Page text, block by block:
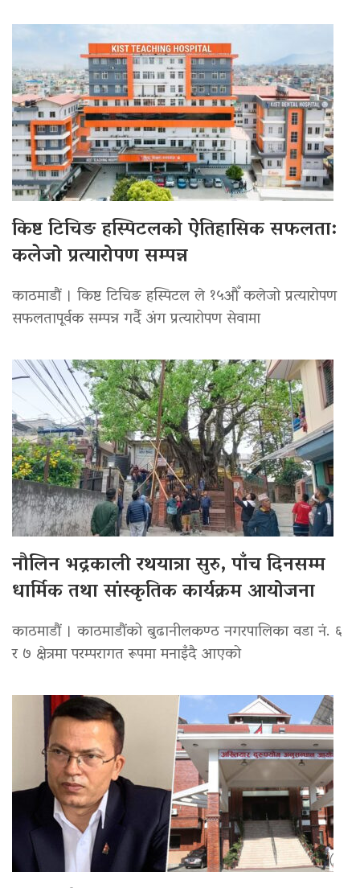
किष्ट टिचिङ हस्पिटलको ऐतिहासिक सफलता:
कलेजो प्रत्यारोपण सम्पन्न
काठमाडौं । किष्ट टिचिङ हस्पिटल ले १५औँ कलेजो प्रत्यारोपण
सफलतापूर्वक सम्पन्न गर्दै अंग प्रत्यारोपण सेवामा
नौलिन भद्रकाली रथयात्रा सुरु, पाँच दिनसम्म
धार्मिक तथा सांस्कृतिक कार्यक्रम आयोजना
काठमाडौं । काठमाडौंको बुढानीलकण्ठ नगरपालिका वडा नं. ६
र ७ क्षेत्रमा परम्परागत रूपमा मनाइँदै आएको